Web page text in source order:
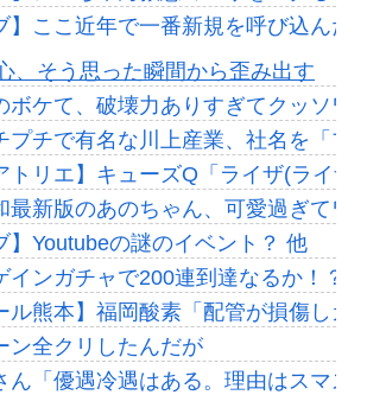
】ここ近年で一番新規を呼び込んだ
相互RSS
、そう思った瞬間から歪み出す
ボケて、破壊力ありすぎてクッソワ
プチで有名な川上産業、社名を「
トリエ】キューズQ「ライザ(ライ
最新版のあのちゃん、可愛過ぎて
】Youtubeの謎のイベント？ 他
インガチャで200連到達なるか！？
ル熊本】福岡酸素「配管が損傷し
ン全クリしたんだが
ん「優遇冷遇はある。理由はスマス